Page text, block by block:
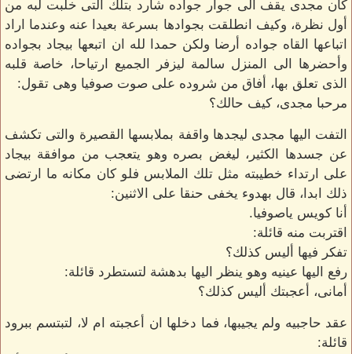
كان مجدى يقف الى جوار جواده شارد بتلك التى خلبت لبه من
أول نظرة، وكيف انطلقت بجوادها بسرعة بعيدا عنه وعندما اراد
اتباعها القاه جواده أرضا ولكن حمدا لله ان اتبعها بيجاد بجواده
وأحضرها الى المنزل سالمة ليزفر الجميع ارتياحا، خاصة قلبه
الذى تعلق بها، أفاق من شروده على صوت صوفيا وهى تقول:
مرحبا مجدى، كيف حالك؟
التفت اليها مجدى ليجدها واقفة بملابسها القصيرة والتى تكشف
عن جسدها الكثير، ليغض بصره وهو يتعجب من موافقة بيجاد
على ارتداء خطيبته مثل تلك الملابس فلو كان مكانه ما ارتضى
ذلك ابدا، قال بهدوء يخفى حنقا على الاثنين:
أنا كويس ياصوفيا.
اقتربت منه قائلة:
تفكر فيها أليس كذلك؟
رفع اليها عينيه وهو ينظر اليها بدهشة لتستطرد قائلة:
أمانى، أعجبتك أليس كذلك؟
عقد حاجبيه ولم يجيبها، فما دخلها ان أعجبته ام لا، لتبتسم ببرود
قائلة: